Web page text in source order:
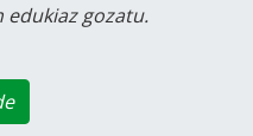
edukiaz gozatu.